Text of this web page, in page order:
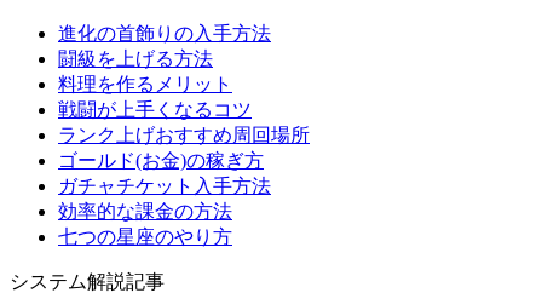
進化の首飾りの入手方法
闘級を上げる方法
料理を作るメリット
戦闘が上手くなるコツ
ランク上げおすすめ周回場所
ゴールド(お金)の稼ぎ方
ガチャチケット入手方法
効率的な課金の方法
七つの星座のやり方
システム解説記事